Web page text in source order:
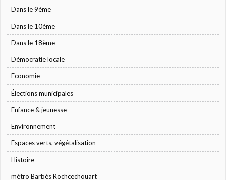
Dans le 9ème
Dans le 10ème
Dans le 18ème
Démocratie locale
Economie
Élections municipales
Enfance & jeunesse
Environnement
Espaces verts, végétalisation
Histoire
métro Barbès Rochcechouart